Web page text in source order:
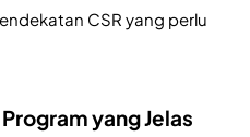
CSR yang perlu
yang Jelas